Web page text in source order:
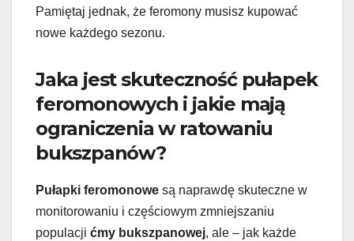
Pamiętaj jednak, że feromony musisz kupować
nowe każdego sezonu.
Jaka jest skuteczność pułapek
feromonowych i jakie mają
ograniczenia w ratowaniu
bukszpanów?
Pułapki feromonowe są naprawdę skuteczne w
monitorowaniu i częściowym zmniejszaniu
populacji ćmy bukszpanowej, ale – jak każde